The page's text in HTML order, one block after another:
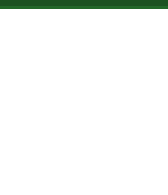
Skip to main content